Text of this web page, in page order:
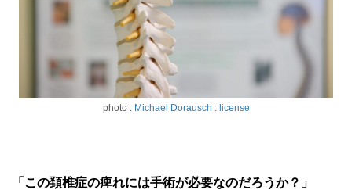
photo : Michael Dorausch : license
「この頚椎症の痺れには手術が必要なのだろうか？」